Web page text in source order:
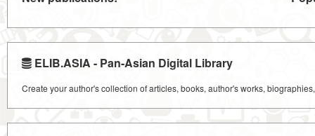
ELIB.ASIA - Pan-Asian Digital Library
Create your author's collection of articles, books, author's works,